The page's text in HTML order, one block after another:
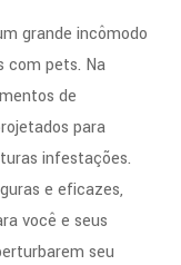
grande incômodo
com pets. Na
de
para
infestações.
e eficazes,
você e seus
seu